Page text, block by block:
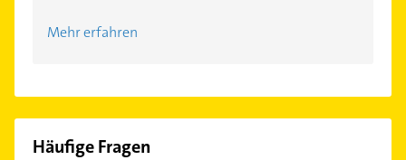
Mehr erfahren
Häufige Fragen